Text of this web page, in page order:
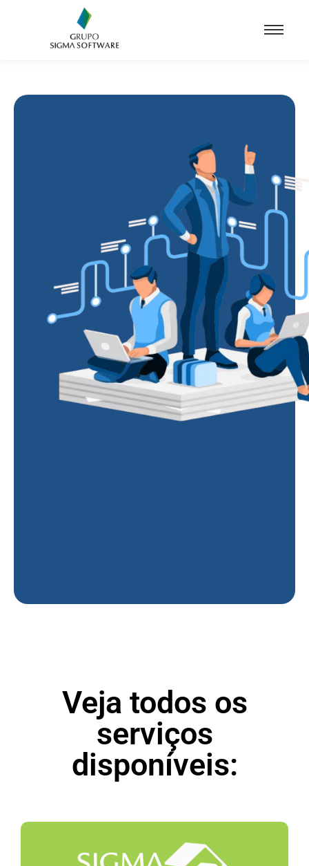
Veja todos os
serviços
disponíveis: